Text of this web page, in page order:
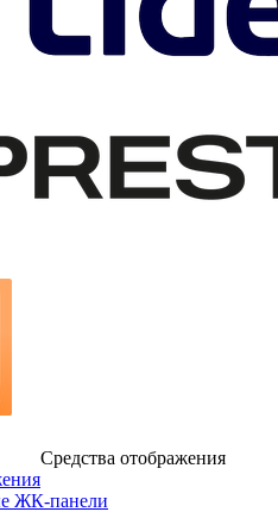
Средства отображения
ЖК-панели